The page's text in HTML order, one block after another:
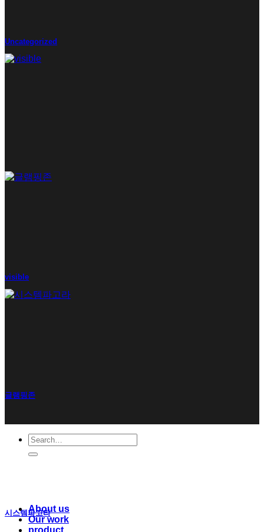
Uncategorized
visible
글램핑존
시스템파고라
Search
for:
About us
Our work
product